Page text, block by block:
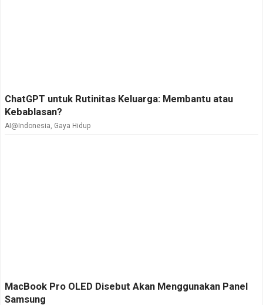
ChatGPT untuk Rutinitas Keluarga: Membantu atau
Kebablasan?
AI@Indonesia Gaya Hidup
MacBook Pro OLED Disebut Akan Menggunakan Panel
Samsung